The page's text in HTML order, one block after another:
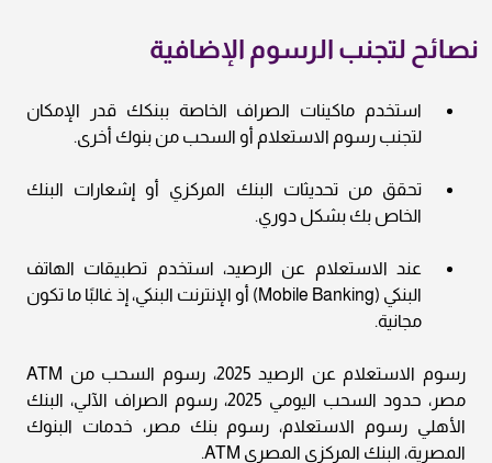
نصائح لتجنب الرسوم الإضافية
استخدم ماكينات الصراف الخاصة ببنكك قدر الإمكان
لتجنب رسوم الاستعلام أو السحب من بنوك أخرى.
تحقق من تحديثات البنك المركزي أو إشعارات البنك
الخاص بك بشكل دوري.
عند الاستعلام عن الرصيد، استخدم تطبيقات الهاتف
البنكي (Mobile Banking) أو الإنترنت البنكي، إذ غالبًا ما تكون
مجانية.
رسوم الاستعلام عن الرصيد 2025، رسوم السحب من ATM
مصر، حدود السحب اليومي 2025، رسوم الصراف الآلي، البنك
الأهلي رسوم الاستعلام، رسوم بنك مصر، خدمات البنوك
المصرية، البنك المركزي المصري ATM.